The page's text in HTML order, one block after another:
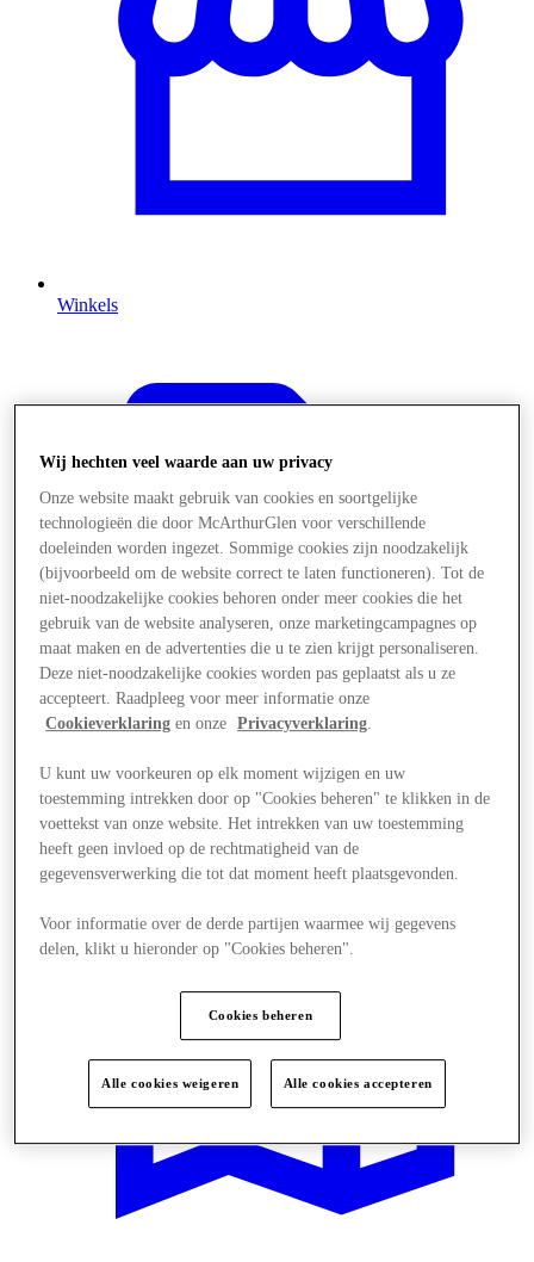
Winkels
Aanbiedingen
Wij hechten veel waarde aan uw privacy
Onze website maakt gebruik van cookies en soortgelijke
technologieën die door McArthurGlen voor verschillende
doeleinden worden ingezet. Sommige cookies zijn noodzakelijk
(bijvoorbeeld om de website correct te laten functioneren). Tot de
niet-noodzakelijke cookies behoren onder meer cookies die het
gebruik van de website analyseren, onze marketingcampagnes op
maat maken en de advertenties die u te zien krijgt personaliseren.
Deze niet-noodzakelijke cookies worden pas geplaatst als u ze
accepteert. Raadpleeg voor meer informatie onze
Cookieverklaring en onze Privacyverklaring.
U kunt uw voorkeuren op elk moment wijzigen en uw
toestemming intrekken door op "Cookies beheren" te klikken in de
voettekst van onze website. Het intrekken van uw toestemming
heeft geen invloed op de rechtmatigheid van de
gegevensverwerking die tot dat moment heeft plaatsgevonden.
Voor informatie over de derde partijen waarmee wij gegevens
delen, klikt u hieronder op "Cookies beheren".
Cookies beheren
Alle cookies weigeren Alle cookies accepteren